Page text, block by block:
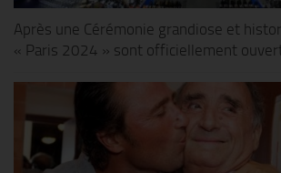
Après une Cérémonie grandiose et
« Paris 2024 » sont officiellement